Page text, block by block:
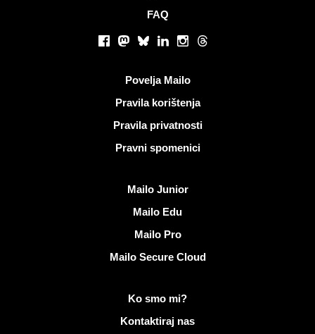
FAQ
Društvene mreže
Facebook
Mastodon
BlueskyLinkedInInstagram
Threads
Povelja Mailo
Pravila korištenja
Pravila privatnosti
Pravni spomenici
Mailo Junior
Mailo Edu
Mailo Pro
Mailo Secure Cloud
Više informacija o MailoKo smo mi?
Kontaktiraj nas